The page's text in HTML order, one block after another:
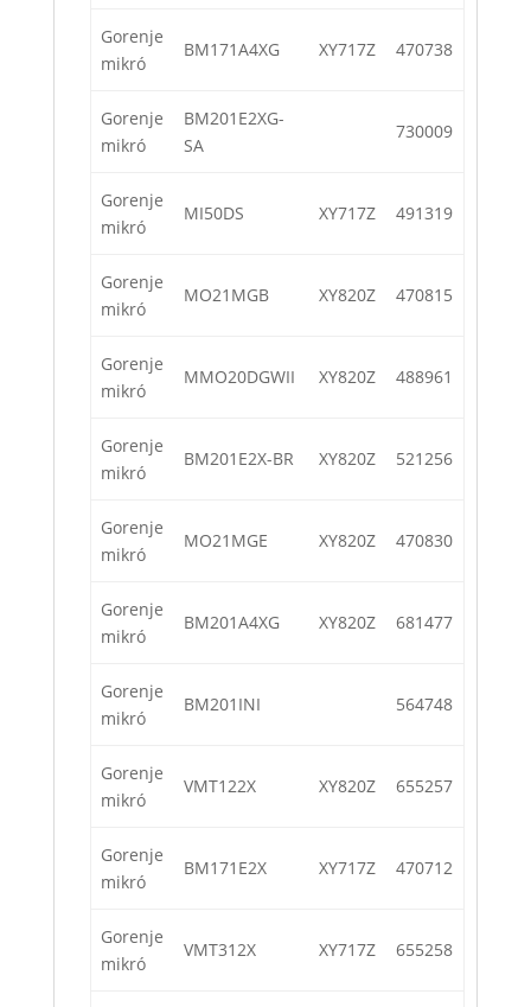
Gorenje
mikró
BM171A4XG XY717Z 470738
Gorenje
mikró
BM201E2XG-
SA
730009
Gorenje
mikró
MI50DS XY717Z 491319
Gorenje
mikró
MO21MGB XY820Z 470815
Gorenje
mikró
MMO20DGWII XY820Z 488961
Gorenje
mikró
BM201E2X-BR XY820Z 521256
Gorenje
mikró
MO21MGE XY820Z 470830
Gorenje
mikró
BM201A4XG XY820Z 681477
Gorenje
mikró
BM201INI 564748
Gorenje
mikró
VMT122X XY820Z 655257
Gorenje
mikró
BM171E2X XY717Z 470712
Gorenje
mikró
VMT312X XY717Z 655258